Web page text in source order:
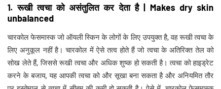
1. रूखी त्वचा को असंतुलित कर देता है | Makes dry skin
unbalanced
चारकोल फेसमास्क जो ऑयली स्किन के लोगों के लिए उपयुक्त है, वह रूखी त्वचा के
लिए अनुकूल नहीं है। चारकोल में ऐसे तत्व होते हैं जो त्वचा के अतिरिक्त तेल को
सोख लेते हैं, जिससे रूखी त्वचा और अधिक शुष्क हो सकती है। त्वचा को हाइड्रेट
करने के बजाय, यह आपकी त्वचा को और सूखा बना सकता है और अनियमित तौर